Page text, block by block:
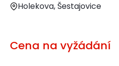
Holekova, Šestajovice
Cena na vyžádání